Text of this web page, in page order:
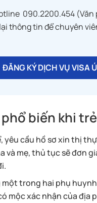
090.2200.454
thông tin để chuyên
ĐĂNG KÝ DỊCH VỤ VISA
biến khi
yêu cầu hồ sơ xin thị
và mẹ, thủ tục sẽ đơn
trong hai phụ
mộc xác nhận của